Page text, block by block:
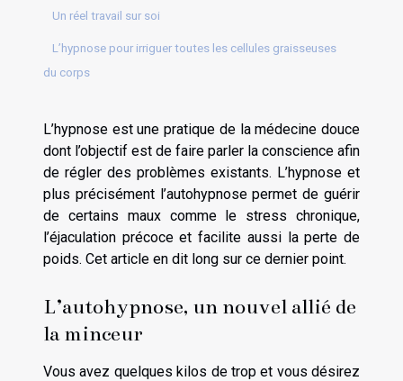
Un réel travail sur soi
L’hypnose pour irriguer toutes les cellules graisseuses
du corps
L’hypnose est une pratique de la médecine douce
dont l’objectif est de faire parler la conscience afin
de régler des problèmes existants. L’hypnose et
plus précisément l’autohypnose permet de guérir
de certains maux comme le stress chronique,
l’éjaculation précoce et facilite aussi la perte de
poids. Cet article en dit long sur ce dernier point.
L’autohypnose, un nouvel allié de
la minceur
Vous avez quelques kilos de trop et vous désirez